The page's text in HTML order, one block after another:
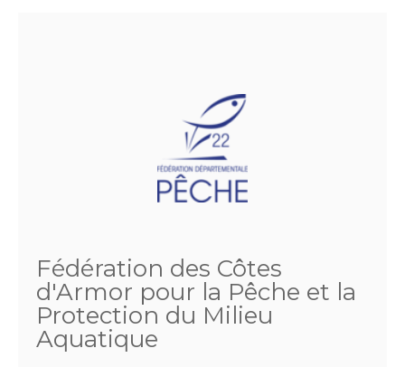
Fédération des Côtes
d'Armor pour la Pêche et la
Protection du Milieu
Aquatique